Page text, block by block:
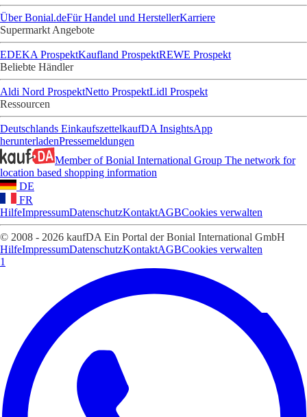
Über Bonial.deFür Handel und HerstellerKarriere
Supermarkt Angebote
EDEKA ProspektKaufland ProspektREWE Prospekt
Beliebte Händler
Aldi Nord ProspektNetto ProspektLidl Prospekt
Ressourcen
Deutschlands EinkaufszettelkaufDA InsightsApp
herunterladenPressemeldungen
Member of Bonial International Group The network for
location based shopping information
DE
FR
HilfeImpressumDatenschutzKontaktAGBCookies verwalten
© 2008 - 2026 kaufDA Ein Portal der Bonial International GmbH
HilfeImpressumDatenschutzKontaktAGBCookies verwalten
1